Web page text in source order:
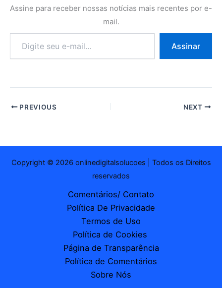
Assine para receber nossas notícias mais recentes por e-
mail.
e-
Assinar
PREVIOUS NEXT
Copyright © 2026 onlinedigitalsolucoes | Todos os Direitos
reservados
Comentários/ Contato
Política De Privacidade
Termos de Uso
Política de Cookies
Página de Transparência
Política de Comentários
Sobre Nós